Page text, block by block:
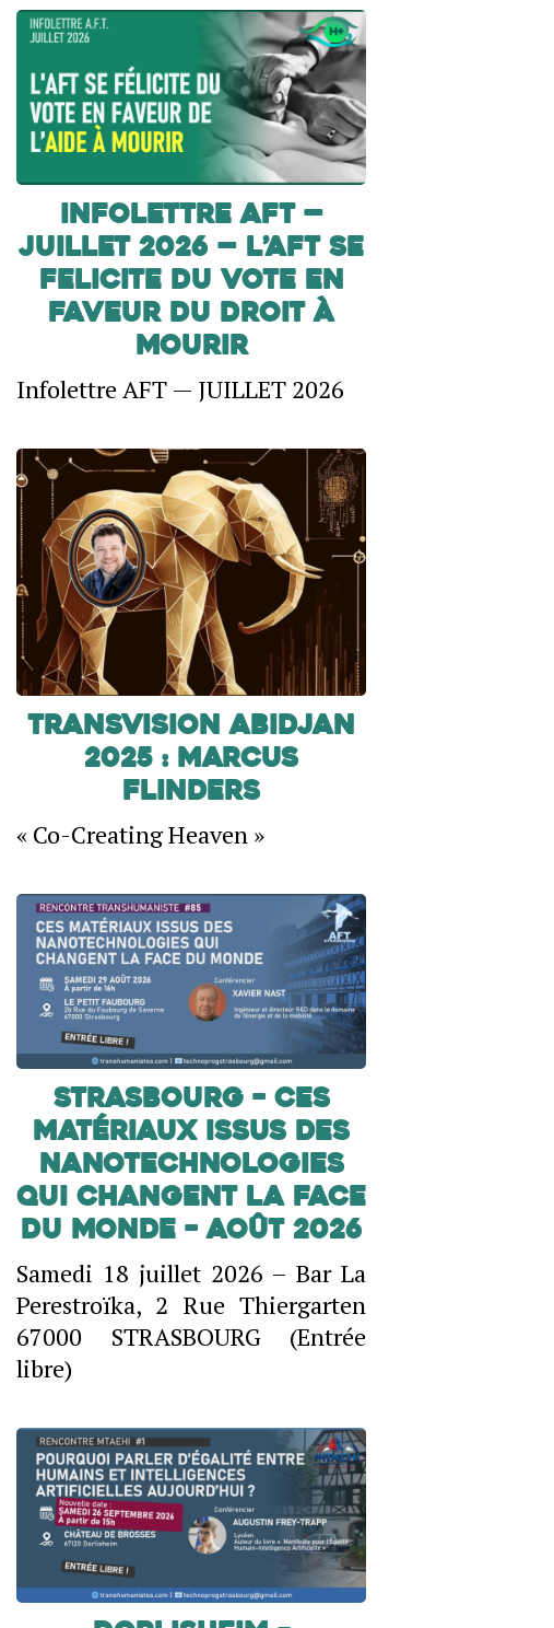
INFOLETTRE AFT —
JUILLET 2026 — L’AFT SE
FELICITE DU VOTE EN
FAVEUR DU DROIT À
MOURIR
Infolettre AFT — JUILLET 2026
TransVision Abidjan
2025 : Marcus
Flinders
« Co-Creating Heaven »
Strasbourg – Ces
matériaux issus des
nanotechnologies
qui changent la face
du monde – Août 2026
Samedi 18 juillet 2026 – Bar La
Perestroïka, 2 Rue Thiergarten
67000 STRASBOURG (Entrée
libre)